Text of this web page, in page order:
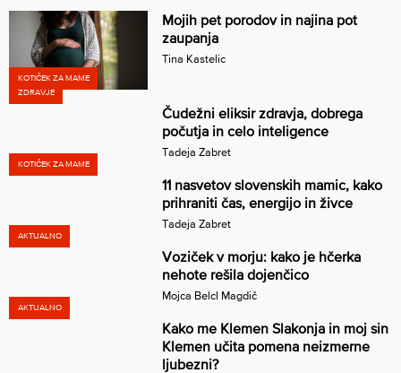
KOTIČEK ZA MAME
Mojih pet porodov in najina pot
zaupanja
Tina Kastelic
ZDRAVJE
Čudežni eliksir zdravja, dobrega
počutja in celo inteligence
Tadeja Zabret
KOTIČEK ZA MAME
11 nasvetov slovenskih mamic, kako
prihraniti čas, energijo in živce
Tadeja Zabret
AKTUALNO
Voziček v morju: kako je hčerka
nehote rešila dojenčico
Mojca Belcl Magdič
AKTUALNO
Kako me Klemen Slakonja in moj sin
Klemen učita pomena neizmerne
ljubezni?